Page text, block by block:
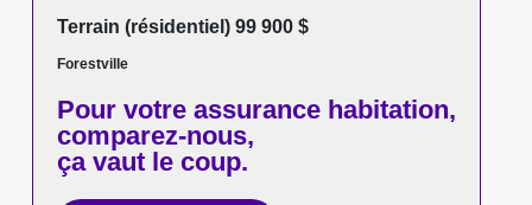
Terrain (résidentiel) 99 900 $
Forestville
Pour votreassurance habitation,
comparez-nous,
ça vaut le coup.